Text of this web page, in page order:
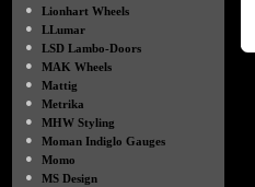
●
Lionhart Wheels
●
LLumar
●
LSD Lambo-Doors
●
MAK Wheels
●
Mattig
●
Metrika
●
MHW Styling
●
Moman Indiglo Gauges
●
Momo
●
MS Design